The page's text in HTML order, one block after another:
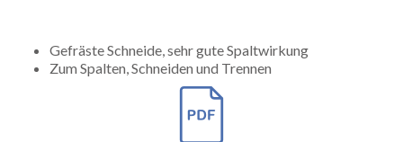
Gefräste Schneide, sehr gute Spaltwirkung
Zum Spalten, Schneiden und Trennen